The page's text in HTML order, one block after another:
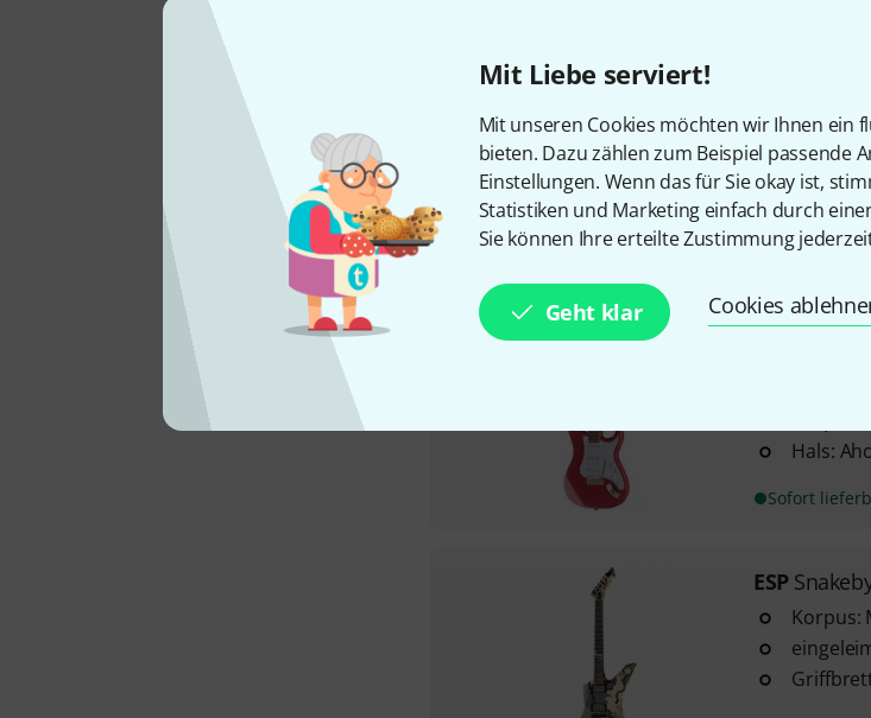
Mit Liebe serviert!
Mit unseren Cookies möchten wir Ihnen ein
bieten. Dazu zählen zum Beispiel passende
Einstellungen. Wenn das für Sie okay ist,
Statistiken und Marketing einfach durch
Sie können Ihre erteilte Zustimmung
Geht klar Cookies
Tom
Modell
Korpus:
Sofort
PRSSE
Hals:
Sofort
ESP
Korpus: